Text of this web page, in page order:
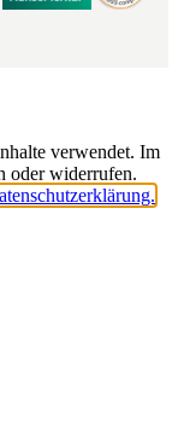
verwendet. Im
oder widerrufen.